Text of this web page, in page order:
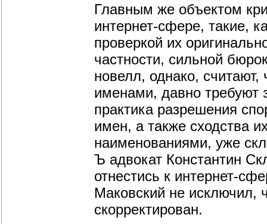
Главным же объектом
интернет-сфере, такие,
проверкой их
частности, сильной
новелл, однако,
именами, давно требуют
практика разрешения
имен, а также сходства
наименованиями, уже
Ъ адвокат Константин
отнестись к интернет-
Маковский не исключил,
скорректирован.